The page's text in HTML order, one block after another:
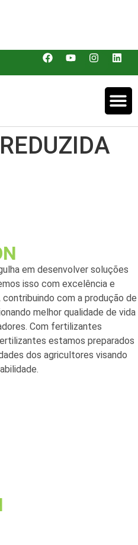
em desenvolver soluções
isso com excelência e
com a produção de
melhor qualidade de vida
Com fertilizantes
estamos preparados
dos agricultores visando